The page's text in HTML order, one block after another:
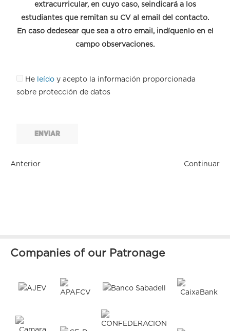
extracurricular, en cuyo caso, seindicará a los
estudiantes que remitan su CV al email del contacto.
En caso dedesear que sea a otro email, indíquenlo en el
campo observaciones.
He leído y acepto la información proporcionada
sobre protección de datos
ENVIAR
Anterior Continuar
Companies of our Patronage